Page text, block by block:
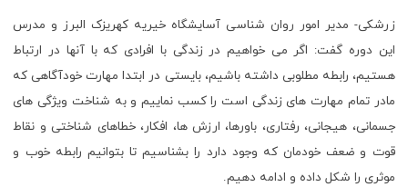
زرشکی- مدیر امور روان شناسی آسایشگاه خیریه کهریزک البرز و مدرس
این دوره گفت: اگر می خواهيم در زندگی با افرادی که با آنها در ارتباط
هستیم، رابطه مطلوبی داشته باشیم، بایستی در ابتدا مهارت خودآگاهی که
مادر تمام مهارت های زندگی است را کسب نماییم و به شناخت ویژگی های
جسمانی، هیجانی، رفتاری، باورها، ارزش ها، افکار، خطاهای شناختی و نقاط
قوت و ضعف خودمان که وجود دارد را بشناسیم تا بتوانیم رابطه خوب و
موثری را شکل داده و ادامه دهیم.